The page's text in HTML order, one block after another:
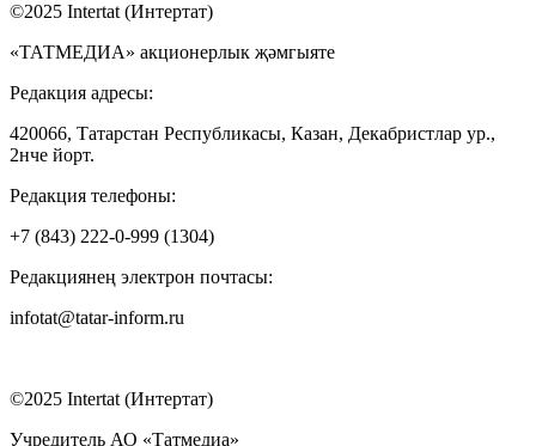
©2025 Intertat (Интертат)
«ТАТМЕДИА» акционерлык җәмгыяте
Редакция адресы:
420066, Татарстан Республикасы, Казан, Декабристлар ур.,
2нче йорт.
Редакция телефоны:
+7 (843) 222-0-999 (1304)
Редакциянең электрон почтасы:
infotat@tatar-inform.ru
©2025 Intertat (Интертат)
Учредитель АО «Татмедиа»